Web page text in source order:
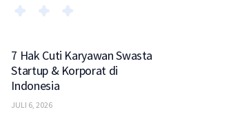
7 Hak Cuti Karyawan Swasta
Startup & Korporat di
Indonesia
JULI 6, 2026